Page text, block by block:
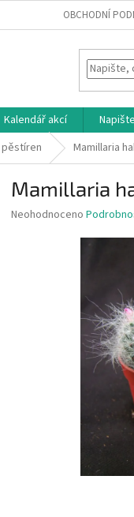
OBCHODNÍ
Kalendář akcí
Mamillaria
Mamillaria
Průměrné
Neohodnoceno